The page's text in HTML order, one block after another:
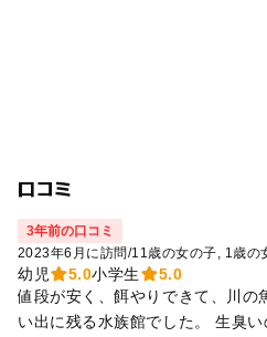
口コミ
3年前の口コミ
2023年6月に訪問/11歳の女の子 1歳の
幼児 5.0小学生
5.0
値段が安く、餌やりできて、川の
い出に残る水族館でした。 生臭